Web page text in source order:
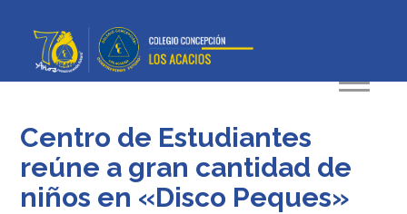
Centro de Estudiantes
reúne a gran cantidad de
niños en «Disco Peques»